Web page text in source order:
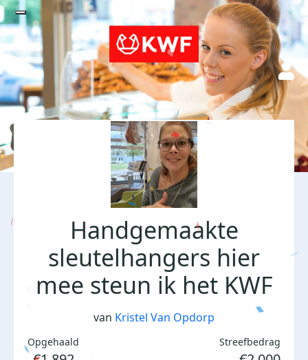
Handgemaakte
sleutelhangers hier
mee steun ik het KWF
van Kristel Van Opdorp
Opgehaald Streefbedrag